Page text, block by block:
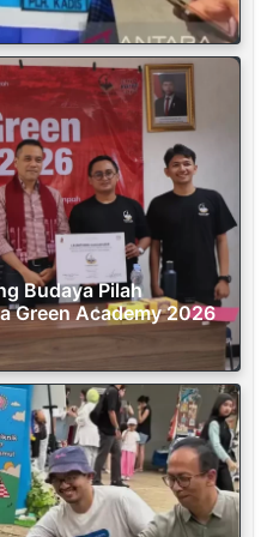
Budaya Pilah
Green Academy 2026